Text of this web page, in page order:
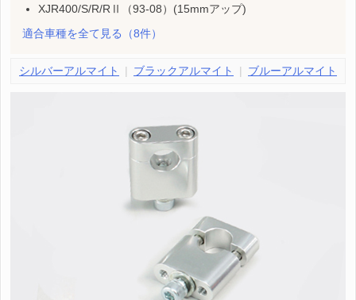
XJR400/S/R/RⅡ（93-08）(15mmアップ)
適合車種を全て見る
（8件）
シルバーアルマイト ブラックアルマイト ブルーアルマイト